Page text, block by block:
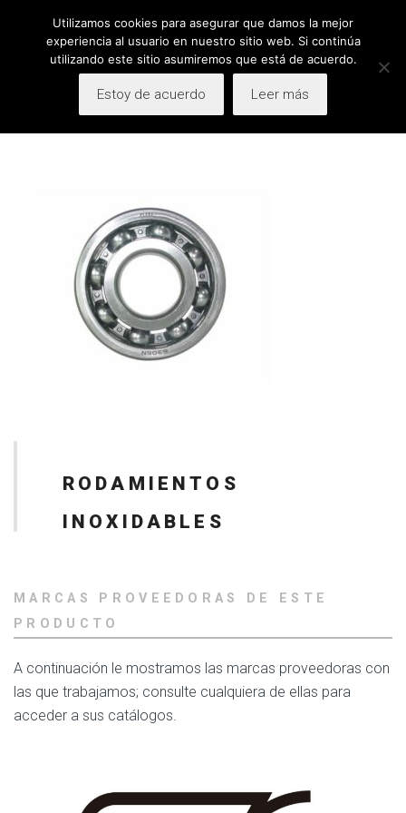
Facebook LinkedIn ESP ENG CAT
RODAMIENTOS
INOXIDABLES
MARCAS PROVEEDORAS DE ESTE
PRODUCTO
A continuación le mostramos las marcas proveedoras con
las que trabajamos; consulte cualquiera de ellas para
acceder a sus catálogos.
Utilizamos cookies para asegurar que damos la mejor
experiencia al usuario en nuestro sitio web. Si continúa
utilizando este sitio asumiremos que está de acuerdo.
Estoy de acuerdo Leer más